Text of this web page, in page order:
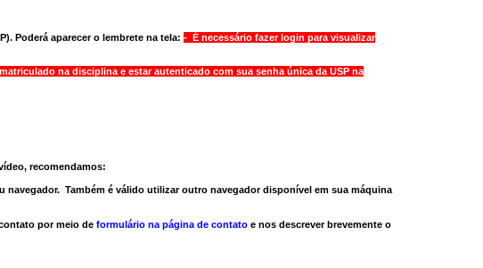
Poderá aparecer o lembrete na tela: - É necessário fazer login para visualizar
na disciplina e estar autenticado com sua senha única da USP na
recomendamos:
navegador. Também é válido utilizar outro navegadordisponível em sua máquina
por meio de formulário na página de contato e nos descrever brevemente o